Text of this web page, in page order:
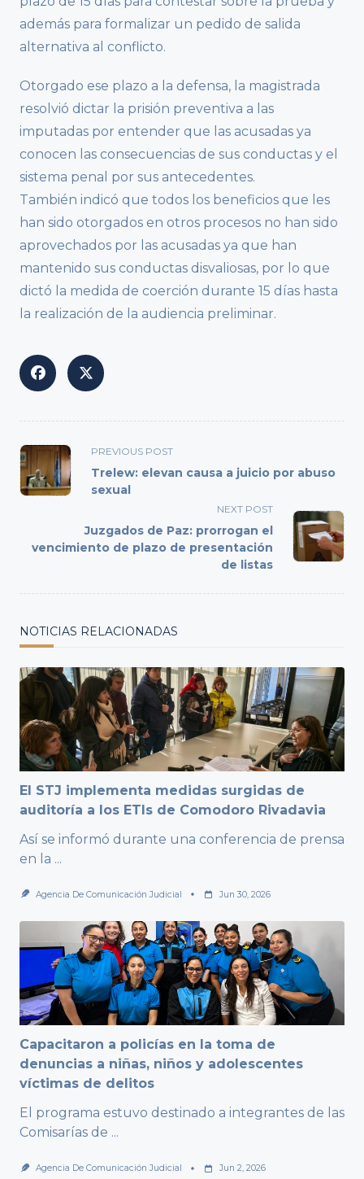
además para formalizar un pedido de salida
alternativa al conflicto.
Otorgado ese plazo a la defensa, la magistrada
resolvió dictar la prisión preventiva a las
imputadas por entender que las acusadas ya
conocen las consecuencias de sus conductas y el
sistema penal por sus antecedentes.
También indicó que todos los beneficios que les
han sido otorgados en otros procesos no han sido
aprovechados por las acusadas ya que han
mantenido sus conductas disvaliosas, por lo que
dictó la medida de coerción durante 15 días hasta
la realización de la audiencia preliminar.
<span
class="nav-
subtitle
text">Page</span>
PREVIOUS POST
Trelew: elevan causa a juicio por abuso
sexual
NEXT POST
Juzgados de Paz: prorrogan el
vencimiento de plazo de presentación
de listas
NOTICIAS RELACIONADAS
El STJ implementa medidas surgidas de
auditoría a los ETIs de Comodoro Rivadavia
Así se informó durante una conferencia de prensa
en la ...
Agencia De Comunicación Judicial Jun 30, 2026
Capacitaron a policías en la toma de
denuncias a niñas, niños y adolescentes
víctimas de delitos
El programa estuvo destinado a integrantes de las
Comisarías de ...
Agencia De Comunicación Judicial Jun 2, 2026